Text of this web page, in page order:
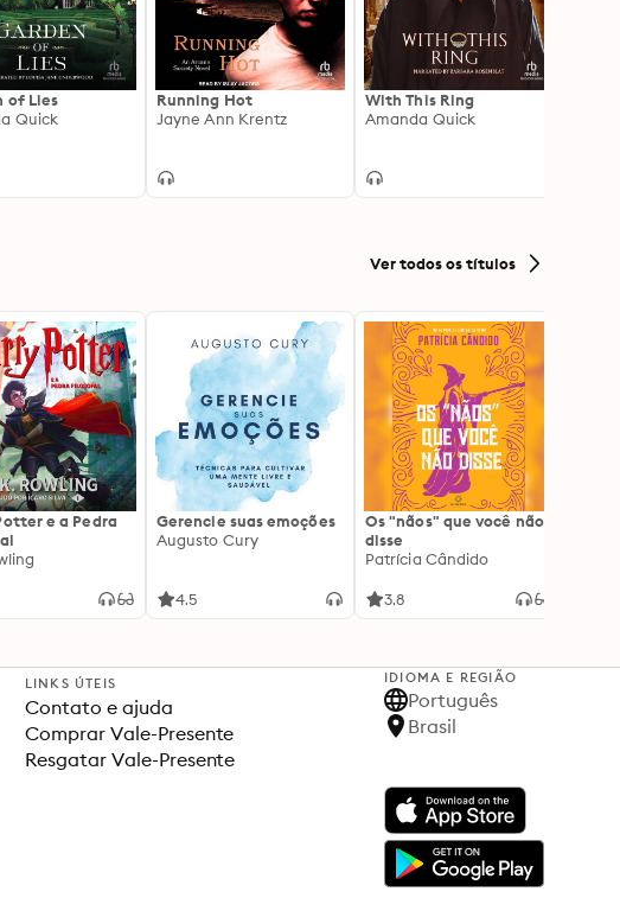
of Lies
Quick
Running Hot
Jayne Ann Krentz
With This Ring
Amanda Quick
Ver todos os títulos
e a Pedra
Gerencie suas emoções
Augusto Cury
4.5
Os "nãos" que você não
disse
Patrícia Cândido
3.8
LINKS ÚTEIS
Contato e ajuda
Comprar Vale-Presente
Resgatar Vale-Presente
IDIOMA E REGIÃO
Português
Brasil